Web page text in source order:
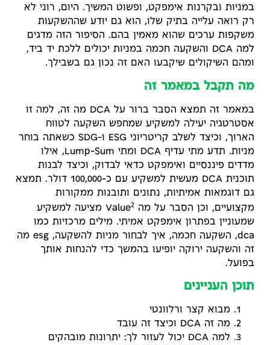
במניות ובקרנות אימפקט, ופשוט המשיך. היום, רוני לא
רק רואה עלייה בתיק שלו, הוא גם יודע שההשקעות
משקפות ערכים שהוא מאמין בהם. הסיפור הזה מדגים
למה DCA והשקעה חכמה במניות יכולים ללכת יד ביד,
ומהם השיקולים שיקבעו האם זה נכון גם בשבילך.
מה תקבל במאמר זה
במאמר זה תמצא הסבר ברור על DCA מה זה, למה זו
אסטרטגיה יעילה למשקיע שמחפש השקעה לטווח
הארוך, וכיצד לשלב קריטריוני ESG ו-SDG כשאתה בוחר
מניות. תדע מתי עדיף DCA ומתי Lump-Sum, אילו
מדדים פיננסיים ואימפקט כדאי לבדוק, וכיצד לבנות
תוכנית DCA מעשית למשקיע עם כ-100,000 דולר. תמצא
גם דוגמאות אמיתיות, נתונים ותובנות ממקורות
מקצועיים, וכן הסבר על מה Value 2
מציעה למשקיע
שמעוניין בפתרון אימפקט אמיתי. מילים מרכזיות כמו
dca, השקעה חכמה, איך לבחור מניות להשקעה, esg מה
זה והשקעה ירוקה יופיעו בהמשך כדי להנחות אותך
בפועל.
תוכן העניינים
מבוא קצר ורלוונטי
מה זה DCA וכיצד זה עובד
למה DCA יכול לעזור לך: יתרונות מובהקים